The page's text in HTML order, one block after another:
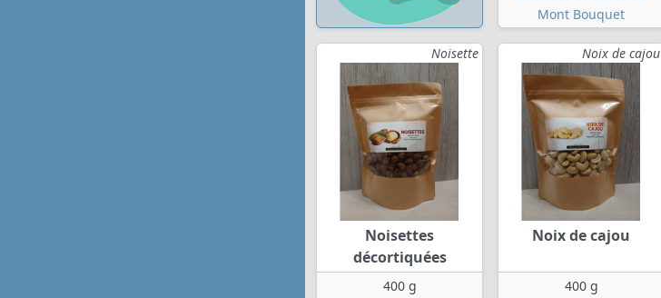
Mont Bouquet
Noisette
Noisettes
décortiquées
400 g
Noix de cajou
Noix de cajou
400 g